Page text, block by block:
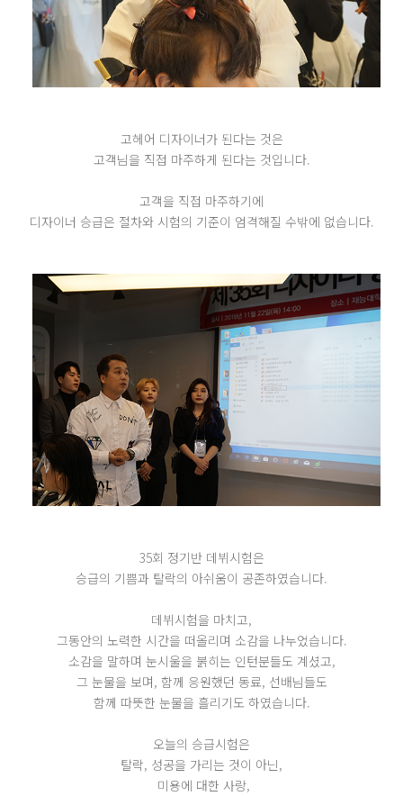
고헤어 디자이너가 된다는 것은
고객님을 직접 마주하게 된다는 것입니다.
고객을 직접 마주하기에
디자이너 승급은 절차와 시험의 기준이 엄격해질 수밖에 없습니다.
35회 정기반 데뷔시험은
승급의 기쁨과 탈락의 아쉬움이 공존하였습니다.
데뷔시험을 마치고,
그동안의 노력한 시간을 떠올리며 소감을 나누었습니다.
소감을 말하며 눈시울을 붉히는 인턴분들도 계셨고,
그 눈물을 보며, 함께 응원했던 동료, 선배님들도
함께 따뜻한 눈물을 흘리기도 하였습니다.
오늘의 승급시험은
탈락, 성공을 가리는 것이 아닌,
미용에 대한 사랑,